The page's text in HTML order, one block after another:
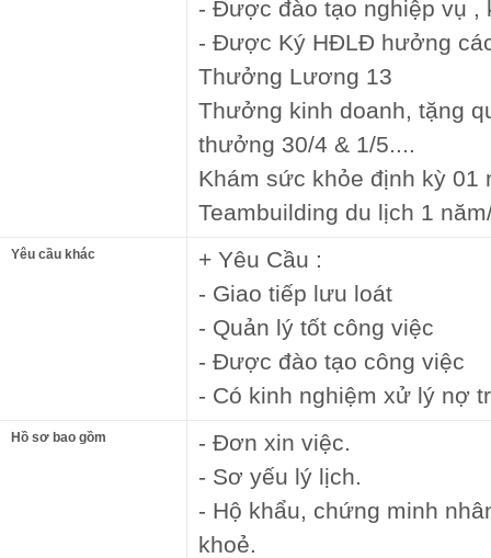
- Được đào tạo nghiệp vụ ,
- Được Ký HĐLĐ hưởng
Thưởng Lương 13
Thưởng kinh doanh, tặng
thưởng 30/4 & 1/5....
Khám sức khỏe định kỳ 01
Teambuilding du lịch 1
Yêu cầu khác
+ Yêu Cầu :
- Giao tiếp lưu loát
- Quản lý tốt công việc
- Được đào tạo công việc
- Có kinh nghiệm xử lý nợ
Hồ sơ bao gồm
- Đơn xin việc.
- Sơ yếu lý lịch.
- Hộ khẩu, chứng minh
khoẻ.